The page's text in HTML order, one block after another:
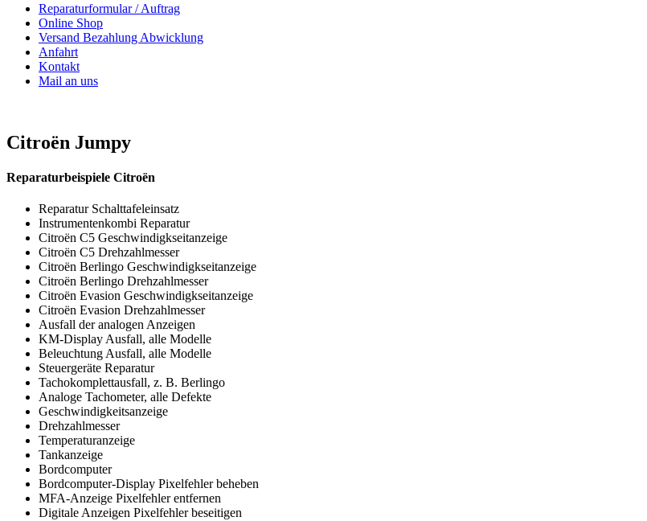
Reparaturformular / Auftrag
Online Shop
Versand Bezahlung Abwicklung
Anfahrt
Kontakt
Mail an uns
Citroën Jumpy
Reparaturbeispiele Citroën
Reparatur Schalttafeleinsatz
Instrumentenkombi Reparatur
Citroën C5 Geschwindigkseitanzeige
Citroën C5 Drehzahlmesser
Citroën Berlingo Geschwindigkseitanzeige
Citroën Berlingo Drehzahlmesser
Citroën Evasion Geschwindigkseitanzeige
Citroën Evasion Drehzahlmesser
Ausfall der analogen Anzeigen
KM-Display Ausfall, alle Modelle
Beleuchtung Ausfall, alle Modelle
Steuergeräte Reparatur
Tachokomplettausfall, z. B. Berlingo
Analoge Tachometer, alle Defekte
Geschwindigkeitsanzeige
Drehzahlmesser
Temperaturanzeige
Tankanzeige
Bordcomputer
Bordcomputer-Display Pixelfehler beheben
MFA-Anzeige Pixelfehler entfernen
Digitale Anzeigen Pixelfehler beseitigen